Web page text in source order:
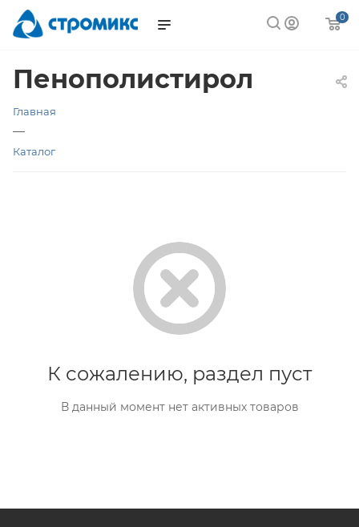
0
Пенополистирол
Главная
—
Каталог
К сожалению, раздел пуст
В данный момент нет активных товаров